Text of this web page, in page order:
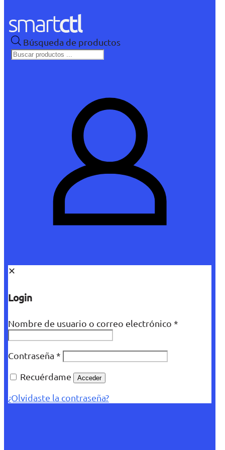
Búsqueda de productos
✕
Login
Nombre de usuario o correo electrónico *
Contraseña *
Recuérdame
Acceder
¿Olvidaste la contraseña?